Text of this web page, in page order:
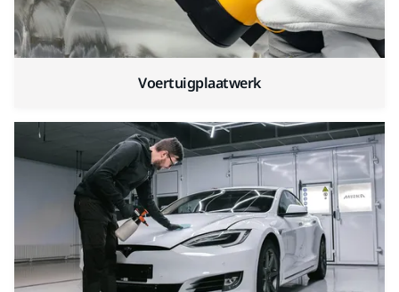
Voertuigplaatwerk